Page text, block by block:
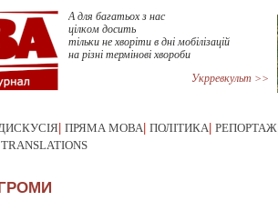
А для багатьох з нас
цілком досить
тільки не хворіти в дні мобілізацій
на різні термінові хвороби
Укрревкульт >>
ПРЯМА МОВА ПОЛІТИКА РЕПОРТАЖ
TRANSLATIONS